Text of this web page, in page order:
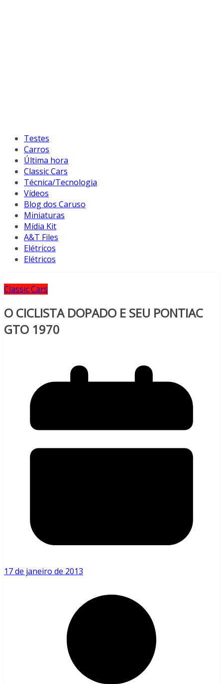
Testes
Carros
Última hora
Classic Cars
Técnica/Tecnologia
Vídeos
Blog dos Caruso
Miniaturas
Mídia Kit
A&T Files
Elétricos
Elétricos
Classic Cars
O CICLISTA DOPADO E SEU PONTIAC
GTO 1970
17 de janeiro de 2013